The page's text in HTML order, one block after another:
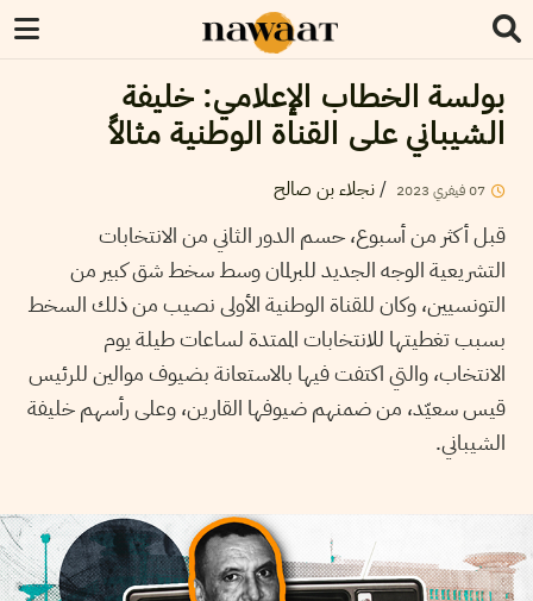
بولسة الخطاب الإعلامي: خليفة
الشيباني على القناة الوطنية مثالاً
07فيفري 2023
/نجلاء بن صالح
قبل أكثر من أسبوع، حسم الدور الثاني من الانتخابات
التشريعية الوجه الجديد للبرلمان وسط سخط شق كبير من
التونسيين، وكان للقناة الوطنية الأولى نصيب من ذلك السخط
بسبب تغطيتها للانتخابات الممتدة لساعات طيلة يوم
الانتخاب، والتي اكتفت فيها بالاستعانة بضيوف موالين للرئيس
قيس سعيّد، من ضمنهم ضيوفها القارين، وعلى رأسهم خليفة
الشيباني.